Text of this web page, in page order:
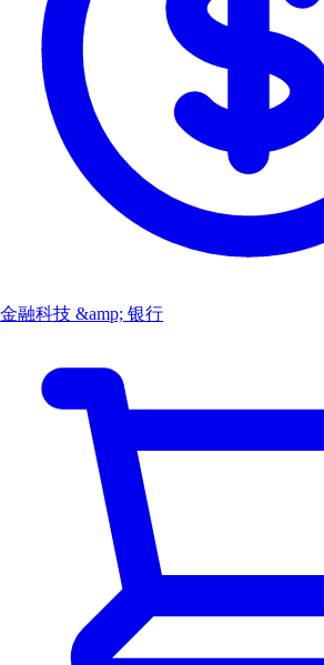
金融科技 &amp; 银行